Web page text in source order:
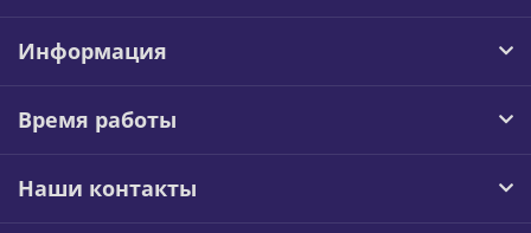
Информация
Время работы
Наши контакты